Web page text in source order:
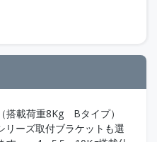
搭載荷重8Kg Bタイプ）
リーズ取付ブラケットも選